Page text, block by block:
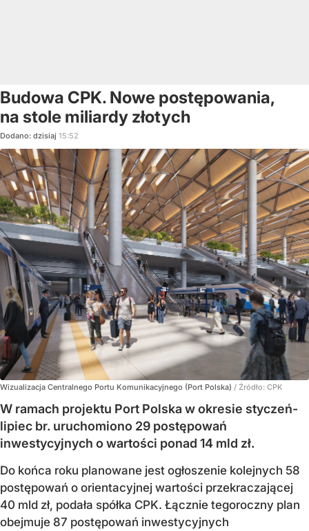
Budowa CPK. Nowe postępowania,
na stole miliardy złotych
Dodano: dzisiaj 15:52
Wizualizacja Centralnego Portu Komunikacyjnego (Port Polska) / Źródło: CPK
W ramach projektu Port Polska w okresie styczeń-
lipiec br. uruchomiono 29 postępowań
inwestycyjnych o wartości ponad 14 mld zł.
Do końca roku planowane jest ogłoszenie kolejnych 58
postępowań o orientacyjnej wartości przekraczającej
40 mld zł, podała spółka CPK. Łącznie tegoroczny plan
obejmuje 87 postępowań inwestycyjnych